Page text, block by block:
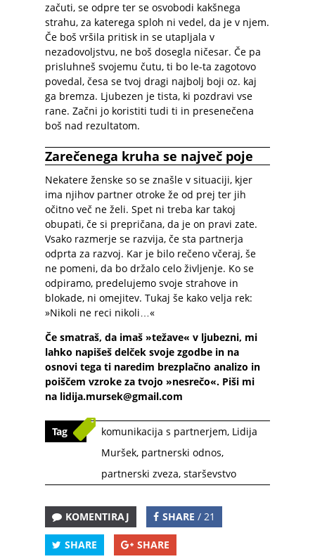
začuti, se odpre ter se osvobodi kakšnega
strahu, za katerega sploh ni vedel, da je v njem.
Če boš vršila pritisk in se utapljala v
nezadovoljstvu, ne boš dosegla ničesar. Če pa
prisluhneš svojemu čutu, ti bo le-ta zagotovo
povedal, česa se tvoj dragi najbolj boji oz. kaj
ga bremza. Ljubezen je tista, ki pozdravi vse
rane. Začni jo koristiti tudi ti in presenečena
boš nad rezultatom.
Zarečenega kruha se največ poje
Nekatere ženske so se znašle v situaciji, kjer
ima njihov partner otroke že od prej ter jih
očitno več ne želi. Spet ni treba kar takoj
obupati, če si prepričana, da je on pravi zate.
Vsako razmerje se razvija, če sta partnerja
odprta za razvoj. Kar je bilo rečeno včeraj, še
ne pomeni, da bo držalo celo življenje. Ko se
odpiramo, predelujemo svoje strahove in
blokade, ni omejitev. Tukaj še kako velja rek:
»Nikoli ne reci nikoli…«
Če smatraš, da imaš »težave« v ljubezni, mi
lahko napišeš delček svoje zgodbe in na
osnovi tega ti naredim brezplačno analizo in
poiščem vzroke za tvojo »nesrečo«. Piši mi
na lidija.mursek@gmail.com
Tag komunikacija s partnerjem, Lidija
Muršek, partnerski odnos,
partnerski zveza, starševstvo
KOMENTIRAJ SHARE / 21
SHARE SHARE